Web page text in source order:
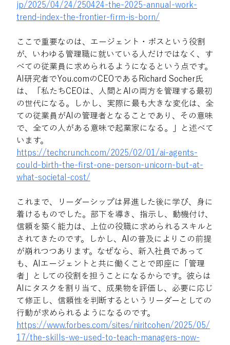
jp/2025/04/24/250424-the-2025-annual-work-
trend-index-the-frontier-firm-is-born/
ここで重要なのは、エージェント・ボスという役割
が、いわゆる管理職に就いている人だけではなく、す
べての従業員に求められるようになるという点です。
AI研究者でYou.comのCEOであるRichard Socher氏
は、「私たちCEOは、人間とAIの両方を管理する最初
の世代になる。しかし、実際に最も大きな変化は、全
ての従業員がAIの管理者となることであり、その意味
で、全ての人がある意味で起業家になる。」と述べて
います。
https://techcrunch.com/2025/02/01/ai-agents-
could-birth-the-first-one-person-unicorn-but-at-
what-societal-cost/
これまで、リーダーシップは昇進した後に学び、身に
着けるものでした。部下を導き、指示し、動機付け、
信頼を築く能力は、上位の役職に求められるスキルと
されてきたのです。しかし、AIの普及によりこの前提
が崩れつつあります。なぜなら、新入社員であって
も、AIエージェントと共に働くことで即座に「管理
者」としての役割を担うことになるからです。彼らは
AIにタスクを割り当て、成果物を評価し、必要に応じ
て修正し、信頼性を判断するというリーダーとしての
行動が求められるようになるのです。
https://www.forbes.com/sites/niritcohen/2025/05/
17/the-skills-we-used-to-teach-managers-now-